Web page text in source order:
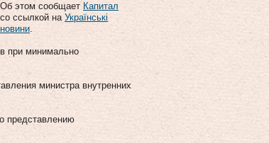
Об этом сообщает Капитал
со ссылкой на Українські
новини.
при минимально
министра внутренних
представлению